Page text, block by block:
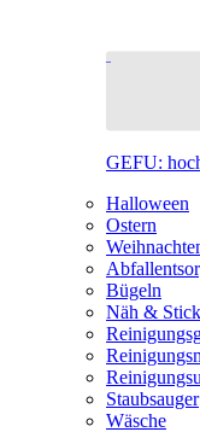
GEFU:
Halloween
Ostern
Bügeln
Näh &
Staubsauger
Wäsche